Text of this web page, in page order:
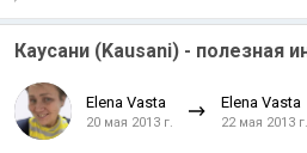
Каусани (Kausani) - полезная
Elena Vasta
20 мая 2013 г.
Elena Vasta
22 мая 2013 г.